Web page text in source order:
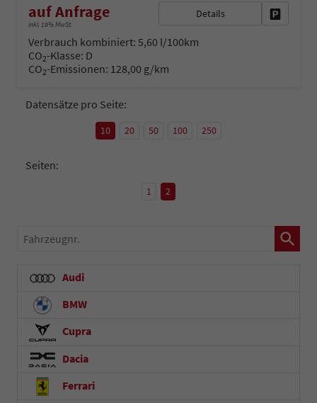
auf Anfrage
inkl. 19% MwSt.
Details
Verbrauch kombiniert: 5,60 l/100km
CO2-Klasse: D
CO2-Emissionen: 128,00 g/km
Datensätze pro Seite:
10 20 50 100 250
Seiten:
1 2
Fahrzeugnr.
Audi
BMW
Cupra
Dacia
Ferrari